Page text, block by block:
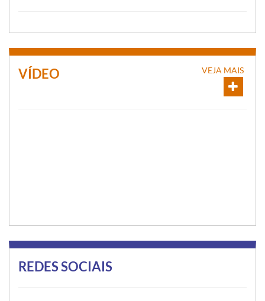
VÍDEO VEJA MAIS
REDES SOCIAIS